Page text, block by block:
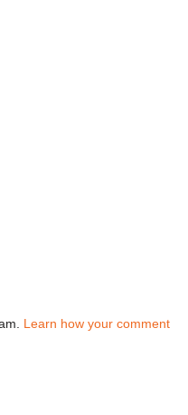
Learn how your comment